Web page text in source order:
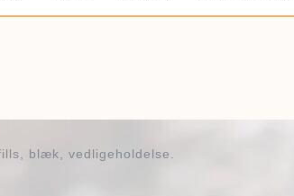
blæk, vedligeholdelse.